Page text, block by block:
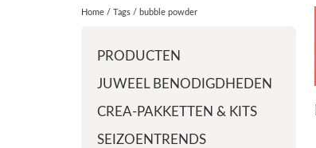
Home / Tags / bubble powder
PRODUCTEN
JUWEEL BENODIGDHEDEN
CREA-PAKKETTEN & KITS
SEIZOENTRENDS